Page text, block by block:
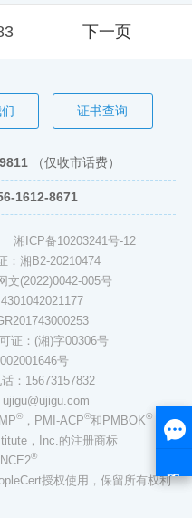
下一页
证书查询
（仅收市话费）
1612-8671
湘ICP备10203241号-12
：湘B2-20210474
文(2022)0042-005号
证：(湘)字00306号
号
：15673157832
®，PMI-ACP®和PMBOK®
，Inc.的注册商标
®
授权使用，保留所有权利